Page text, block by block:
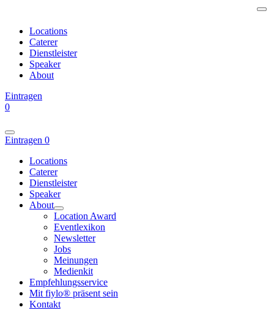
Locations
Caterer
Dienstleister
Speaker
About
Eintragen
0
Eintragen 0
Locations
Caterer
Dienstleister
Speaker
About
Location Award
Eventlexikon
Newsletter
Jobs
Meinungen
Medienkit
Empfehlungsservice
Mit fiylo® präsent sein
Kontakt